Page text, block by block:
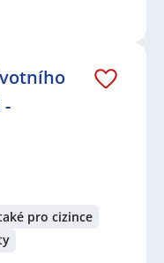
pro cizince